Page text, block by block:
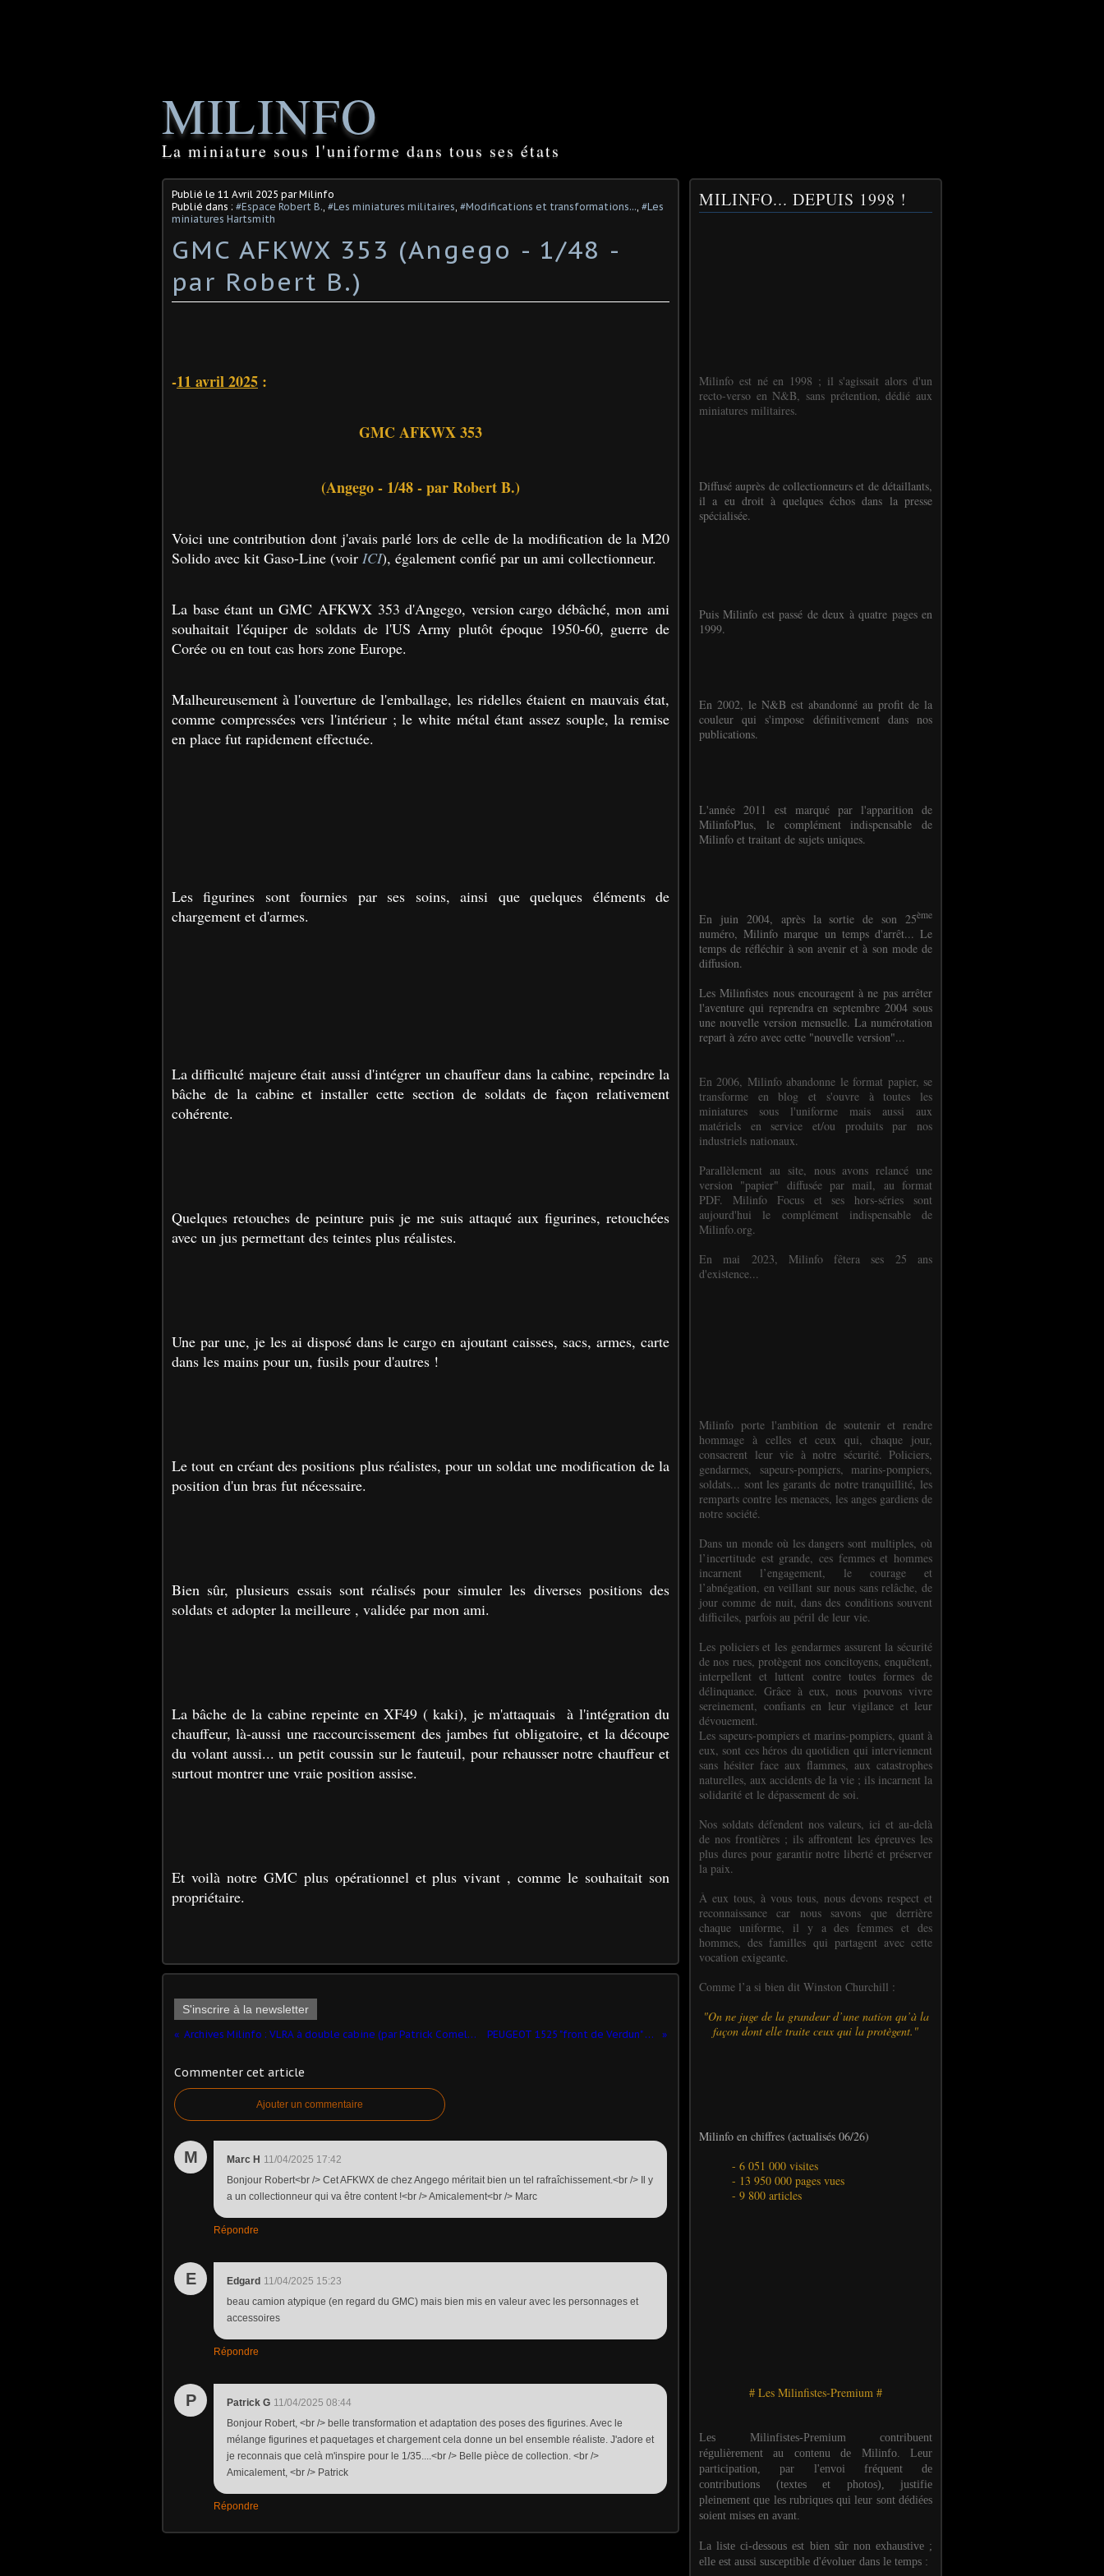
MILINFO
La miniature sous l'uniforme dans tous ses états
Publié le 11 Avril 2025 par Milinfo
Publié dans : #Espace Robert B., #Les miniatures militaires, #Modifications et transformations..., #Les
miniatures Hartsmith
GMC AFKWX 353 (Angego - 1/48 -
par Robert B.)
-11 avril 2025 :
GMC AFKWX 353
(Angego - 1/48 - par Robert B.)
Voici une contribution dont j'avais parlé lors de celle de la modification de la M20
Solido avec kit Gaso-Line (voir ICI), également confié par un ami collectionneur.
La base étant un GMC AFKWX 353 d'Angego, version cargo débâché, mon ami
souhaitait l'équiper de soldats de l'US Army plutôt époque 1950-60, guerre de
Corée ou en tout cas hors zone Europe.
Malheureusement à l'ouverture de l'emballage, les ridelles étaient en mauvais état,
comme compressées vers l'intérieur ; le white métal étant assez souple, la remise
en place fut rapidement effectuée.
Les figurines sont fournies par ses soins, ainsi que quelques éléments de
chargement et d'armes.
La difficulté majeure était aussi d'intégrer un chauffeur dans la cabine, repeindre la
bâche de la cabine et installer cette section de soldats de façon relativement
cohérente.
Quelques retouches de peinture puis je me suis attaqué aux figurines, retouchées
avec un jus permettant des teintes plus réalistes.
Une par une, je les ai disposé dans le cargo en ajoutant caisses, sacs, armes, carte
dans les mains pour un, fusils pour d'autres !
Le tout en créant des positions plus réalistes, pour un soldat une modification de la
position d'un bras fut nécessaire.
Bien sûr, plusieurs essais sont réalisés pour simuler les diverses positions des
soldats et adopter la meilleure , validée par mon ami.
La bâche de la cabine repeinte en XF49 ( kaki), je m'attaquais à l'intégration du
chauffeur, là-aussi une raccourcissement des jambes fut obligatoire, et la découpe
du volant aussi... un petit coussin sur le fauteuil, pour rehausser notre chauffeur et
surtout montrer une vraie position assise.
Et voilà notre GMC plus opérationnel et plus vivant , comme le souhaitait son
propriétaire.
S'inscrire à la newsletter
Archives Milinfo : VLRA à double cabine (par Patrick Comelli et Jérôme Hadacek) PEUGEOT 1525 "front de Verdun" (Perfex - 1/43)
Commenter cet article
Ajouter un commentaire
M Marc H 11/04/2025 17:42
Bonjour Robert<br /> Cet AFKWX de chez Angego méritait bien un tel rafraîchissement.<br /> Il y
a un collectionneur qui va être content !<br /> Amicalement<br /> Marc
Répondre
E Edgard 11/04/2025 15:23
beau camion atypique (en regard du GMC) mais bien mis en valeur avec les personnages et
accessoires
Répondre
P Patrick G 11/04/2025 08:44
Bonjour Robert, <br /> belle transformation et adaptation des poses des figurines. Avec le
mélange figurines et paquetages et chargement cela donne un bel ensemble réaliste. J'adore et
je reconnais que celà m'inspire pour le 1/35....<br /> Belle pièce de collection. <br />
Amicalement, <br /> Patrick
Répondre
MILINFO... DEPUIS 1998 !
Milinfo est né en 1998 ; il s'agissait alors d'un
recto-verso en N&B, sans prétention, dédié aux
miniatures militaires.
Diffusé auprès de collectionneurs et de détaillants,
il a eu droit à quelques échos dans la presse
spécialisée.
Puis Milinfo est passé de deux à quatre pages en
1999.
En 2002, le N&B est abandonné au profit de la
couleur qui s'impose définitivement dans nos
publications.
L'année 2011 est marqué par l'apparition de
MilinfoPlus, le complément indispensable de
Milinfo et traitant de sujets uniques.
En juin 2004, après la sortie de son 25ème
numéro, Milinfo marque un temps d'arrêt... Le
temps de réfléchir à son avenir et à son mode de
diffusion.
Les Milinfistes nous encouragent à ne pas arrêter
l'aventure qui reprendra en septembre 2004 sous
une nouvelle version mensuelle. La numérotation
repart à zéro avec cette "nouvelle version"...
En 2006, Milinfo abandonne le format papier, se
transforme en blog et s'ouvre à toutes les
miniatures sous l'uniforme mais aussi aux
matériels en service et/ou produits par nos
industriels nationaux.
Parallèlement au site, nous avons relancé une
version "papier" diffusée par mail, au format
PDF. Milinfo Focus et ses hors-séries sont
aujourd'hui le complément indispensable de
Milinfo.org.
En mai 2023, Milinfo fêtera ses 25 ans
d'existence...
Milinfo porte l'ambition de soutenir et rendre
hommage à celles et ceux qui, chaque jour,
consacrent leur vie à notre sécurité. Policiers,
gendarmes, sapeurs-pompiers, marins-pompiers,
soldats... sont les garants de notre tranquillité, les
remparts contre les menaces, les anges gardiens de
notre société.
Dans un monde où les dangers sont multiples, où
l’incertitude est grande, ces femmes et hommes
incarnent l’engagement, le courage et
l’abnégation, en veillant sur nous sans relâche, de
jour comme de nuit, dans des conditions souvent
difficiles, parfois au péril de leur vie.
Les policiers et les gendarmes assurent la sécurité
de nos rues, protègent nos concitoyens, enquêtent,
interpellent et luttent contre toutes formes de
délinquance. Grâce à eux, nous pouvons vivre
sereinement, confiants en leur vigilance et leur
dévouement.
Les sapeurs-pompiers et marins-pompiers, quant à
eux, sont ces héros du quotidien qui interviennent
sans hésiter face aux flammes, aux catastrophes
naturelles, aux accidents de la vie ; ils incarnent la
solidarité et le dépassement de soi.
Nos soldats défendent nos valeurs, ici et au-delà
de nos frontières ; ils affrontent les épreuves les
plus dures pour garantir notre liberté et préserver
la paix.
À eux tous, à vous tous, nous devons respect et
reconnaissance car nous savons que derrière
chaque uniforme, il y a des femmes et des
hommes, des familles qui partagent avec cette
vocation exigeante.
Comme l’a si bien dit Winston Churchill :
"On ne juge de la grandeur d’une nation qu’à la
façon dont elle traite ceux qui la protègent."
Milinfo en chiffres (actualisés 06/26)
- 6 051 000 visites
- 13 950 000 pages vues
- 9 800 articles
# Les Milinfistes-Premium #
Les Milinfistes-Premium contribuent
régulièrement au contenu de Milinfo. Leur
participation, par l'envoi fréquent de
contributions (textes et photos), justifie
pleinement que les rubriques qui leur sont dédiées
soient mises en avant.
La liste ci-dessous est bien sûr non exhaustive ;
elle est aussi susceptible d'évoluer dans le temps :